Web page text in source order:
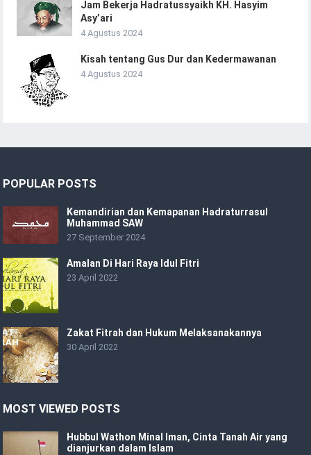
Jam Bekerja Hadratussyaikh KH. Hasyim
Asy’ari
4 Agustus 2024
Kisah tentang Gus Dur dan Kedermawanan
4 Agustus 2024
POPULAR POSTS
Kemandirian dan Kemapanan Hadraturrasul
Muhammad SAW
27 September 2024
Amalan Di Hari Raya Idul Fitri
23 April 2022
Zakat Fitrah dan Hukum Melaksanakannya
30 April 2022
MOST VIEWED POSTS
Hubbul Wathon Minal Iman, Cinta Tanah Air yang
dianjurkan dalam Islam